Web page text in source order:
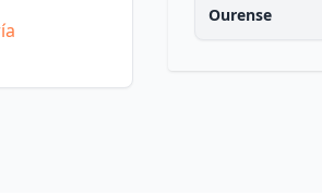
Ourense